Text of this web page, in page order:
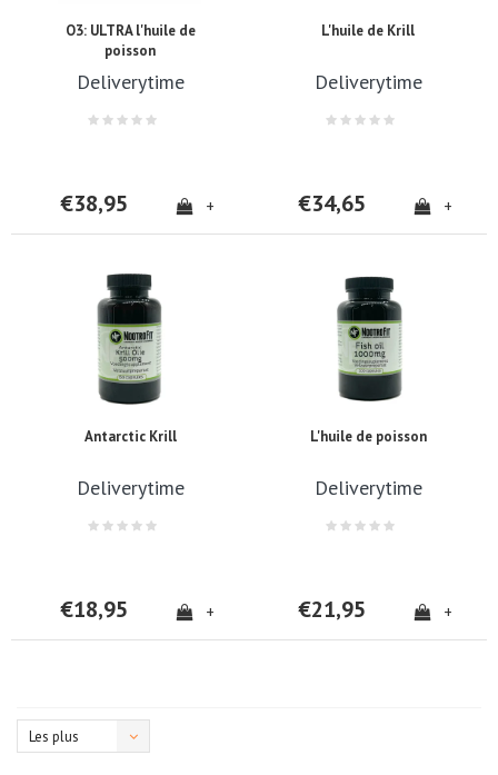
O3: ULTRA l'huile de
poisson
Deliverytime
€38,95 +
L'huile de Krill
Deliverytime
€34,65 +
Antarctic Krill
Deliverytime
€18,95 +
L'huile de poisson
Deliverytime
€21,95 +
Les plus